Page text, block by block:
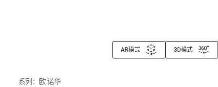
AR模式 3D模式
系列：欧.诺华